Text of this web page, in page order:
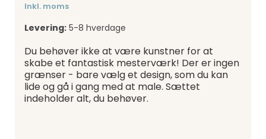
Inkl. moms
Levering: 5-8 hverdage
Du behøver ikke at være kunstner for at
skabe et fantastisk mesterværk! Der er ingen
grænser - bare vælg et design, som du kan
lide og gå i gang med at male. Sættet
indeholder alt, du behøver.